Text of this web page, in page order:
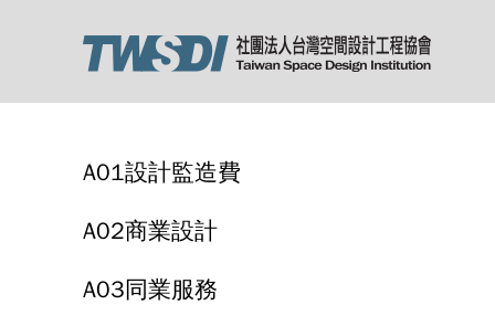
A01設計監造費
A02商業設計
A03同業服務